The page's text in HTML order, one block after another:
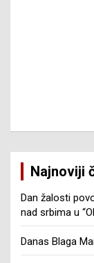
Najnoviji
Dan žalosti
nad srbima u
Danas Blaga